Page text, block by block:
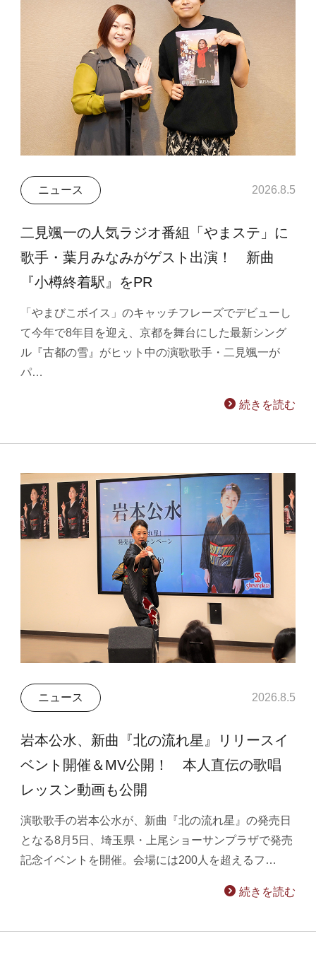
ニュース 2026.8.5
二見颯一の人気ラジオ番組「やまステ」に
歌手・葉月みなみがゲスト出演！ 新曲
『小樽終着駅』をPR
「やまびこボイス」のキャッチフレーズでデビューし
て今年で8年目を迎え、京都を舞台にした最新シング
ル『古都の雪』がヒット中の演歌歌手・二見颯一が
パ…
続きを読む
ニュース 2026.8.5
岩本公水、新曲『北の流れ星』リリースイ
ベント開催＆MV公開！ 本人直伝の歌唱
レッスン動画も公開
演歌歌手の岩本公水が、新曲『北の流れ星』の発売日
となる8月5日、埼玉県・上尾ショーサンプラザで発売
記念イベントを開催。会場には200人を超えるフ…
続きを読む